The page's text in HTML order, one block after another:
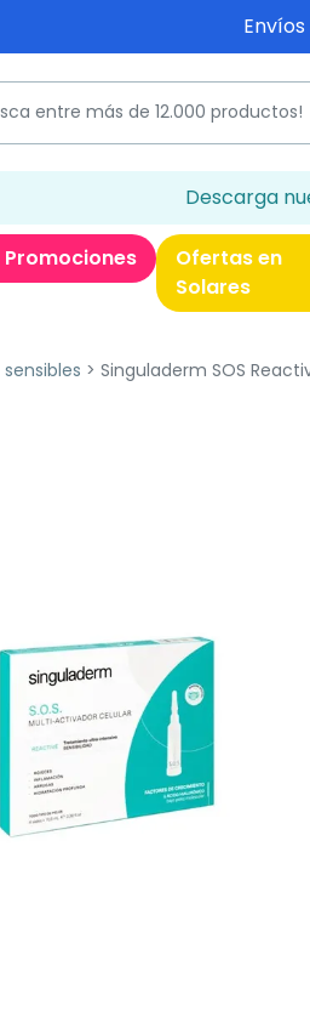
Envíos
Descarga
Promociones
Ofertas en
Solares
sensibles Singuladerm SOS